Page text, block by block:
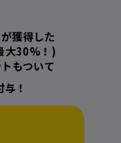
獲得した
大30%！)
もついて
！